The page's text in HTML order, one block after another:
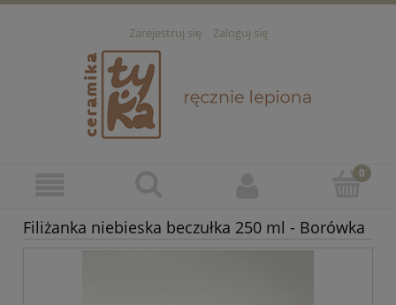
Zarejestruj się Zaloguj się
Filiżanka niebieska beczułka 250 ml - Borówka